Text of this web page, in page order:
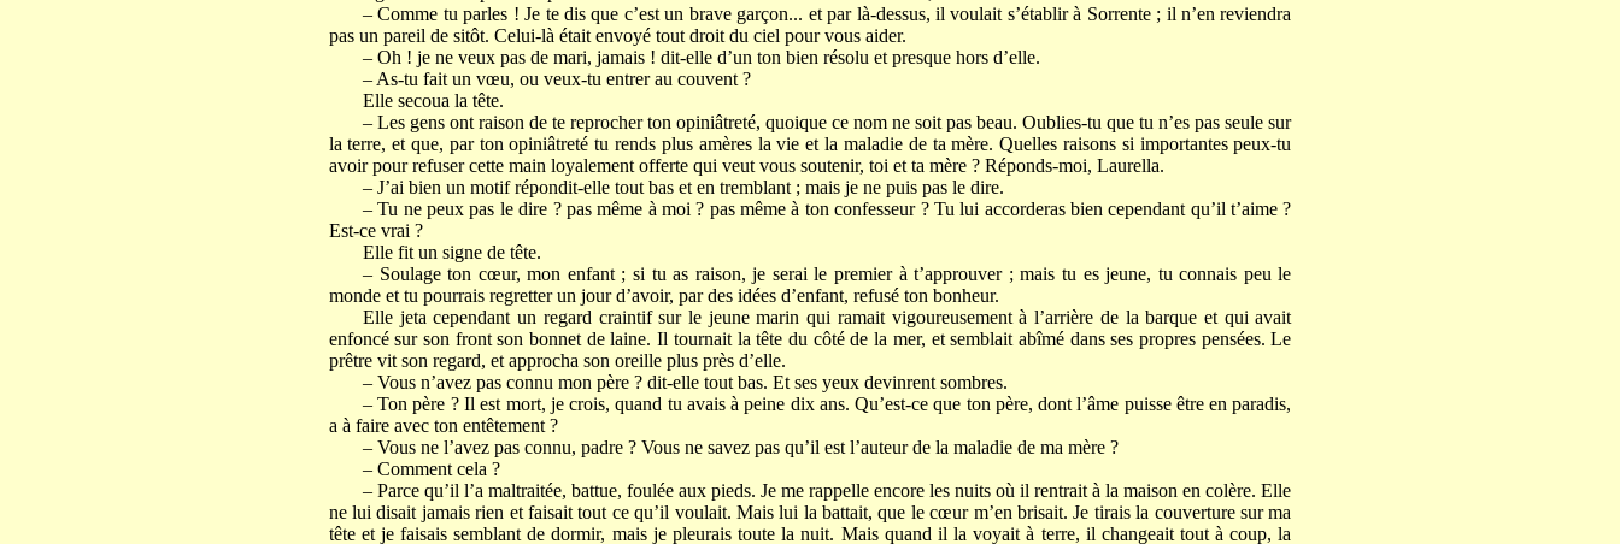
– Comme tu parles ! Je te dis que c’est un brave garçon... et par là-dessus, il voulait s’établir à Sorrente ; il n’en reviendra
pas un pareil de sitôt. Celui-là était envoyé tout droit du ciel pour vous aider.
– Oh ! je ne veux pas de mari, jamais ! dit-elle d’un ton bien résolu et presque hors d’elle.
– As-tu fait un vœu, ou veux-tu entrer au couvent ?
Elle secoua la tête.
– Les gens ont raison de te reprocher ton opiniâtreté, quoique ce nom ne soit pas beau. Oublies-tu que tu n’es pas seule sur
la terre, et que, par ton opiniâtreté tu rends plus amères la vie et la maladie de ta mère. Quelles raisons si importantes peux-tu
avoir pour refuser cette main loyalement offerte qui veut vous soutenir, toi et ta mère ? Réponds-moi, Laurella.
– J’ai bien un motif répondit-elle tout bas et en tremblant ; mais je ne puis pas le dire.
– Tu ne peux pas le dire ? pas même à moi ? pas même à ton confesseur ? Tu lui accorderas bien cependant qu’il t’aime ?
Est-ce vrai ?
Elle fit un signe de tête.
– Soulage ton cœur, mon enfant ; si tu as raison, je serai le premier à t’approuver ; mais tu es jeune, tu connais peu le
monde et tu pourrais regretter un jour d’avoir, par des idées d’enfant, refusé ton bonheur.
Elle jeta cependant un regard craintif sur le jeune marin qui ramait vigoureusement à l’arrière de la barque et qui avait
enfoncé sur son front son bonnet de laine. Il tournait la tête du côté de la mer, et semblait abîmé dans ses propres pensées. Le
prêtre vit son regard, et approcha son oreille plus près d’elle.
– Vous n’avez pas connu mon père ? dit-elle tout bas. Et ses yeux devinrent sombres.
– Ton père ? Il est mort, je crois, quand tu avais à peine dix ans. Qu’est-ce que ton père, dont l’âme puisse être en paradis,
a à faire avec ton entêtement ?
– Vous ne l’avez pas connu, padre ? Vous ne savez pas qu’il est l’auteur de la maladie de ma mère ?
– Comment cela ?
– Parce qu’il l’a maltraitée, battue, foulée aux pieds. Je me rappelle encore les nuits où il rentrait à la maison en colère. Elle
ne lui disait jamais rien et faisait tout ce qu’il voulait. Mais lui la battait, que le cœur m’en brisait. Je tirais la couverture sur ma
tête et je faisais semblant de dormir, mais je pleurais toute la nuit. Mais quand il la voyait à terre, il changeait tout à coup, la